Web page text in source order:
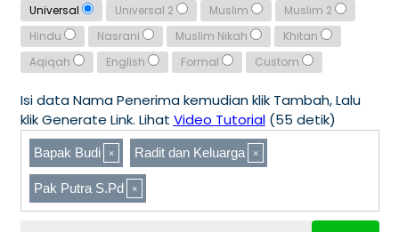
Universal Universal 2 Muslim
Muslim 2
Hindu
Nasrani Muslim Nikah
Khitan
Aqiqah
English Formal Custom
Isi data Nama Penerima kemudian klik Tambah, Lalu
klik Generate Link. Lihat Video Tutorial(55 detik)
Bapak Budi Radit dan Keluarga
Pak Putra S.Pd